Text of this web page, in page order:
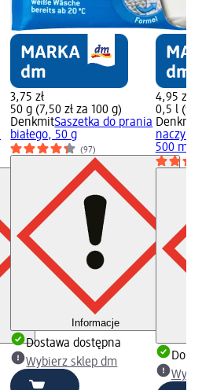
3,75 zł
50 g (7,50 zł za 100 g)
DenkmitSaszetka do prania
białego, 50 g
(97)
Informacje
Dostawa dostępna
Wybierz sklep dm
4,95 zł
0,5 l
Denkmit
naczyń
500 ml